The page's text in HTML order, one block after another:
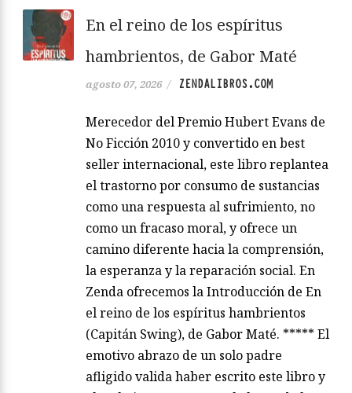
En el reino de los espíritus
hambrientos, de Gabor Maté
agosto 07, 2026 / ZENDALIBROS.COM
Merecedor del Premio Hubert Evans de
No Ficción 2010 y convertido en best
seller internacional, este libro replantea
el trastorno por consumo de sustancias
como una respuesta al sufrimiento, no
como un fracaso moral, y ofrece un
camino diferente hacia la comprensión,
la esperanza y la reparación social. En
Zenda ofrecemos la Introducción de En
el reino de los espíritus hambrientos
(Capitán Swing), de Gabor Maté. ***** El
emotivo abrazo de un solo padre
afligido valida haber escrito este libro y